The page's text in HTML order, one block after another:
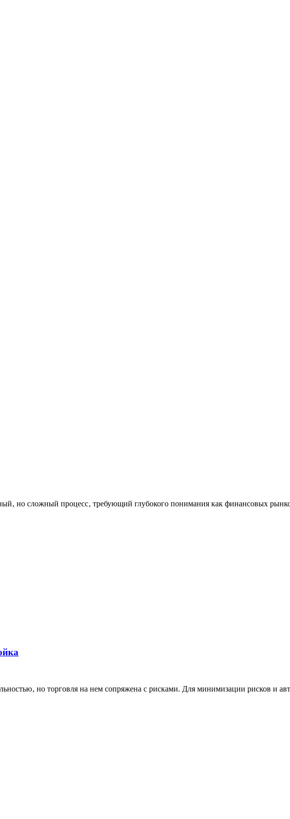
но сложный процесс‚ требующий глубокого понимания как финансовых
но торговля на нем сопряжена с рисками. Для минимизации рисков и